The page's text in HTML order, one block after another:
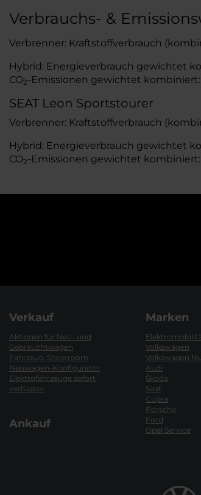
Verbrauchs- &
Verbrenner: Kraftstoffverbrauch
Hybrid: Energieverbrauch gewichtet
CO2-Emissionen gewichtet kombiniert:
SEAT Leon Sportstourer
Verbrenner: Kraftstoffverbrauch
Hybrid: Energieverbrauch gewichtet
CO2-Emissionen gewichtet kombiniert:
Verkauf
Aktionen für Neu- und
Gebrauchtwagen
Fahrzeug-Showroom
Neuwagen-Konfigurator
Elektrofahrzeuge sofort
verfügbar
Ankauf
Marken
Volkswagen
Volkswagen
Audi
Škoda
Seat
Cupra
Porsche
Ford
Opel Service